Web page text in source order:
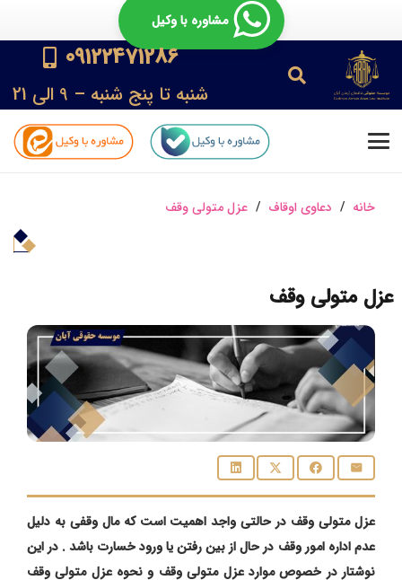
مشاوره با وکیل
09122471286
شنبه تا پنج شنبه – 9 الی 21
خانه / دعاوی اوقاف / عزل متولی وقف
عزل متولی وقف
عزل متولی وقف در حالتی واجد اهمیت است که مال وقفی به دلیل
عدم اداره امور وقف در حال از بین رفتن یا ورود خسارت باشد . در این
نوشتار در خصوص موارد عزل متولی وقف و نحوه عزل متولی وقف